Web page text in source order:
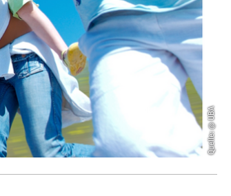
Quelle: @ UBA